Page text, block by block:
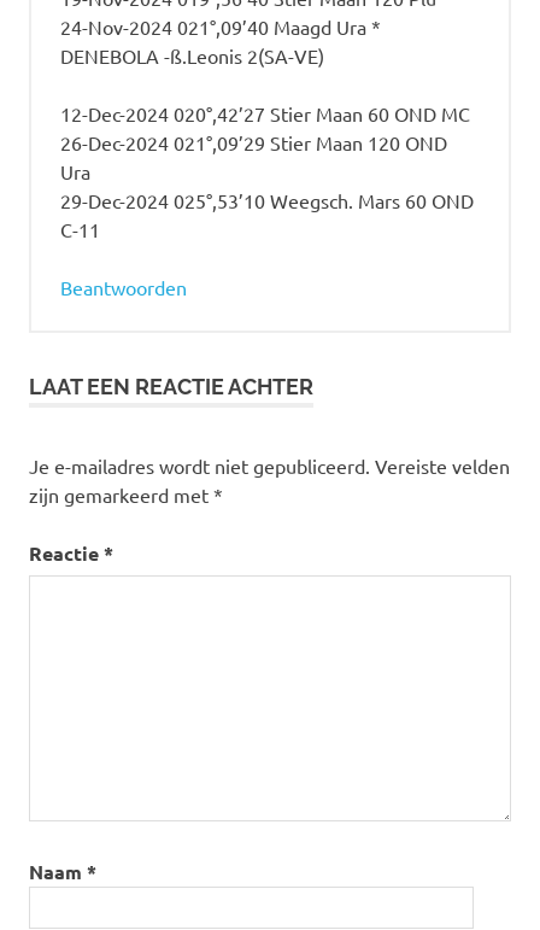
24-Nov-2024 021°,09’40 Maagd Ura *
DENEBOLA -ß.Leonis 2(SA-VE)
12-Dec-2024 020°,42’27 Stier Maan 60 OND MC
26-Dec-2024 021°,09’29 Stier Maan 120 OND
Ura
29-Dec-2024 025°,53’10 Weegsch. Mars 60 OND
C-11
Beantwoorden
LAAT EEN REACTIE ACHTER
Je e-mailadres wordt niet gepubliceerd. Vereiste velden
zijn gemarkeerd met *
Reactie*
Naam *